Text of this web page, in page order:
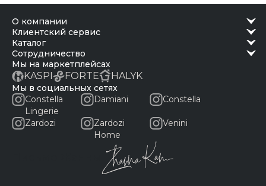
о компании
клиентский сервис
каталог
сотрудничество
Мы на маркетплейсах
KASPI FORTE HALYK
Мы в социальных сетях
Constella
Lingerie
Damiani Constella
Zardozi
Zardozi
Home
Venini